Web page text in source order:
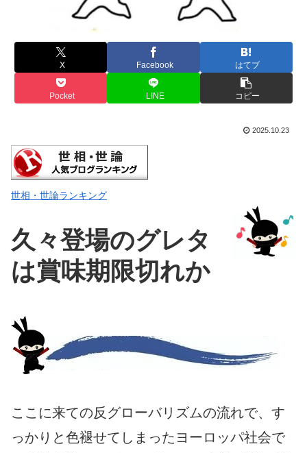
X Facebook はてブ
Pocket LINE コピー
2025.10.23
世相・世論ランキング
久々登場のグレタ
は賞味期限切れか
ここに来ての反グローバリズムの流れで、す
っかりと色褪せてしまったヨーロッパ社会で